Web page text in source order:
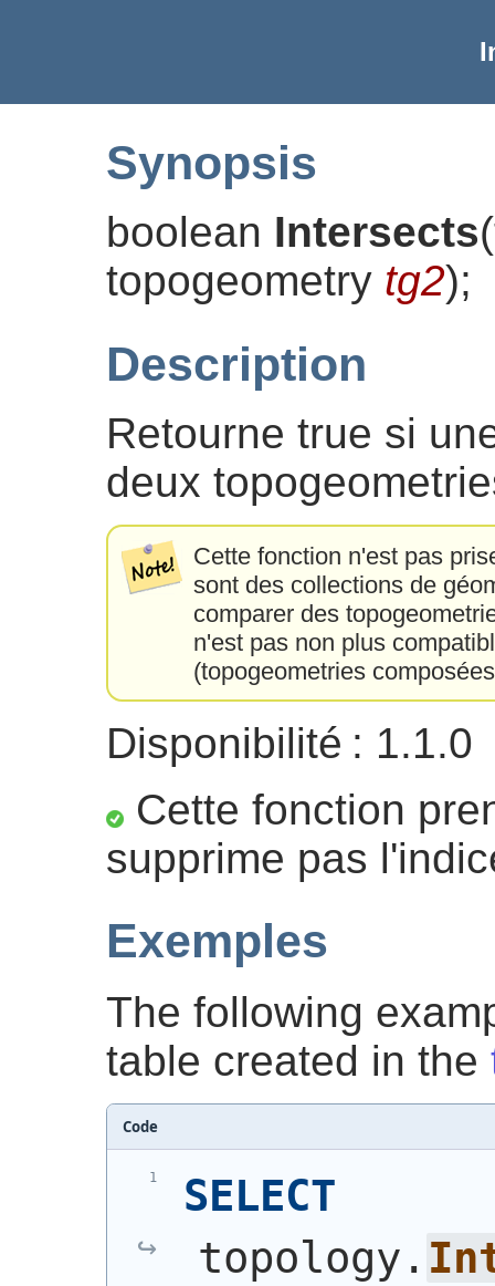
Synopsis
boolean Intersects(
topogeometry tg2);
Description
Retourne true si
deux
Cette fonction n'est pas
sont des collections de
comparer des
n'est pas non plus
(topogeometries
Disponibilité : 1.1.0
Cette fonction
supprime pas
Exemples
The following
table created in the
Code
SELECT
topology.